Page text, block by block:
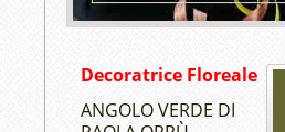
Decoratrice Floreale
ANGOLO VERDE DI